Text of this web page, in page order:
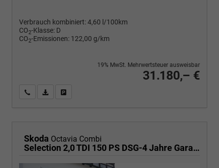
Verbrauch kombiniert:4,60 l/100km
CO2-Klasse: D
CO2-Emissionen: 122,00 g/km
31.180,– €
19% MwSt. Mehrwertsteuer ausweisbar
Wir rufen Sie anPDF-Fahrzeugexposé drucken
Skoda Octavia Combi
Selection 2,0 TDI 150 PS DSG-4 Jahre Garantie-PDC vorne und hinten-Sitzheizung-Smart Link